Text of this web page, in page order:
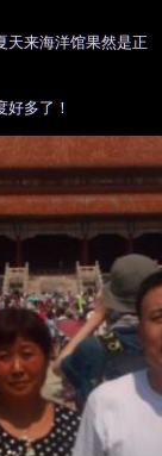
天来海洋馆果然是正
多了！